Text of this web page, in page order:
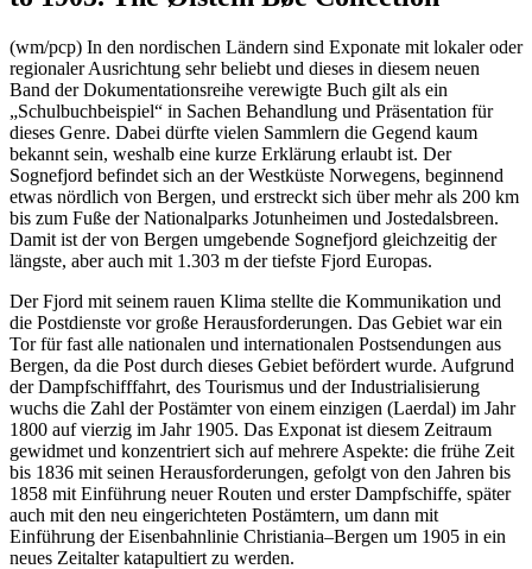
(wm/pcp) In den nordischen Ländern sind Exponate mit lokaler oder
regionaler Ausrichtung sehr beliebt und dieses in diesem neuen
Band der Dokumentationsreihe verewigte Buch gilt als ein
„Schulbuchbeispiel“ in Sachen Behandlung und Präsentation für
dieses Genre. Dabei dürfte vielen Sammlern die Gegend kaum
bekannt sein, weshalb eine kurze Erklärung erlaubt ist. Der
Sognefjord befindet sich an der Westküste Norwegens, beginnend
etwas nördlich von Bergen, und erstreckt sich über mehr als 200 km
bis zum Fuße der Nationalparks Jotunheimen und Jostedalsbreen.
Damit ist der von Bergen umgebende Sognefjord gleichzeitig der
längste, aber auch mit 1.303 m der tiefste Fjord Europas.
Der Fjord mit seinem rauen Klima stellte die Kommunikation und
die Postdienste vor große Herausforderungen. Das Gebiet war ein
Tor für fast alle nationalen und internationalen Postsendungen aus
Bergen, da die Post durch dieses Gebiet befördert wurde. Aufgrund
der Dampfschifffahrt, des Tourismus und der Industrialisierung
wuchs die Zahl der Postämter von einem einzigen (Laerdal) im Jahr
1800 auf vierzig im Jahr 1905. Das Exponat ist diesem Zeitraum
gewidmet und konzentriert sich auf mehrere Aspekte: die frühe Zeit
bis 1836 mit seinen Herausforderungen, gefolgt von den Jahren bis
1858 mit Einführung neuer Routen und erster Dampfschiffe, später
auch mit den neu eingerichteten Postämtern, um dann mit
Einführung der Eisenbahnlinie Christiania–Bergen um 1905 in ein
neues Zeitalter katapultiert zu werden.